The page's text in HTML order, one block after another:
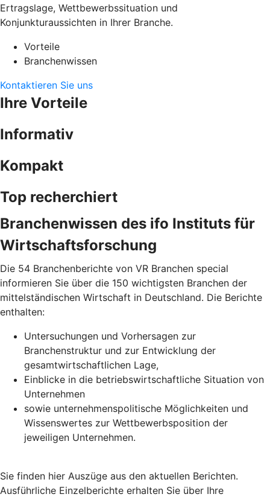
Ertragslage, Wettbewerbssituation und
Konjunkturaussichten in Ihrer Branche.
Vorteile
Branchenwissen
Kontaktieren Sie uns
Ihre Vorteile
Informativ
Kompakt
Top recherchiert
Branchenwissen des ifo Instituts für
Wirtschaftsforschung
Die 54 Branchenberichte von VR Branchen special
informieren Sie über die 150 wichtigsten Branchen der
mittelständischen Wirtschaft in Deutschland. Die Berichte
enthalten:
Untersuchungen und Vorhersagen zur
Branchenstruktur und zur Entwicklung der
gesamtwirtschaftlichen Lage,
Einblicke in die betriebswirtschaftliche Situation von
Unternehmen
sowie unternehmenspolitische Möglichkeiten und
Wissenswertes zur Wettbewerbsposition der
jeweiligen Unternehmen.
Sie finden hier Auszüge aus den aktuellen Berichten.
Ausführliche Einzelberichte erhalten Sie über Ihre